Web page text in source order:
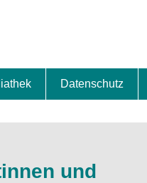
Datenschutz
und